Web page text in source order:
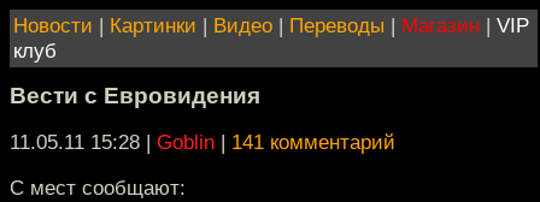
Новости | Картинки | Видео | Переводы | Магазин | VIP
клуб
Вести с Евровидения
11.05.11 15:28 | Goblin | 141 комментарий
С мест сообщают: